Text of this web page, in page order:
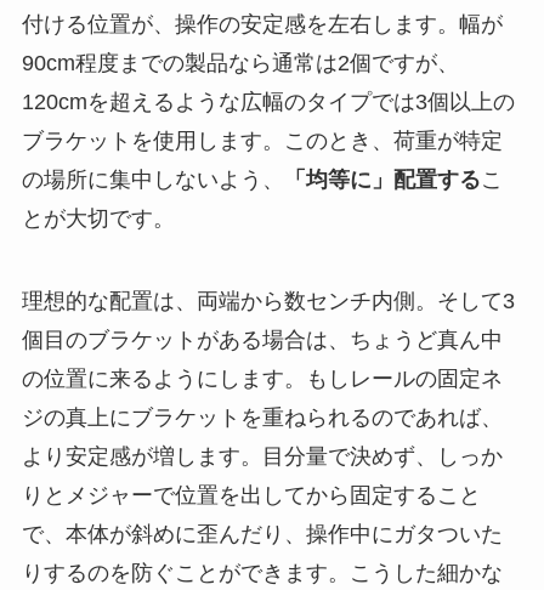
付ける位置が、操作の安定感を左右します。幅が
90cm程度までの製品なら通常は2個ですが、
120cmを超えるような広幅のタイプでは3個以上の
ブラケットを使用します。このとき、荷重が特定
の場所に集中しないよう、
「均等に」配置するこ
とが大切です。
理想的な配置は、両端から数センチ内側。そして3
個目のブラケットがある場合は、ちょうど真ん中
の位置に来るようにします。もしレールの固定ネ
ジの真上にブラケットを重ねられるのであれば、
より安定感が増します。目分量で決めず、しっか
りとメジャーで位置を出してから固定すること
で、本体が斜めに歪んだり、操作中にガタついた
りするのを防ぐことができます。こうした細かな